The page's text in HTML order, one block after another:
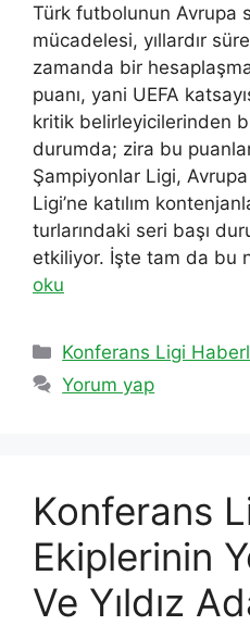
Türk futbolunun Avrupa
mücadelesi, yıllardır
zamanda bir
puanı, yani UEFA
kritik belirleyicilerinden
durumda; zira bu
Şampiyonlar Ligi,
Ligi’ne katılım
turlarındaki seri başı
etkiliyor. İşte tam da bu
oku
Kategoriler
Konferans Ligi
Yorum yap
Konferans
Ekiplerinin
Ve Yıldız